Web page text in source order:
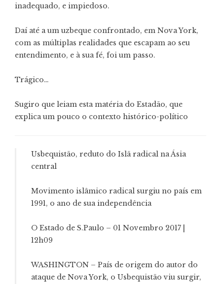
inadequado, e impiedoso.
Daí até a um uzbeque confrontado, em Nova York,
com as múltiplas realidades que escapam ao seu
entendimento, e à sua fé, foi um passo.
Trágico…
Sugiro que leiam esta matéria do Estadão, que
explica um pouco o contexto histórico-político
Usbequistão, reduto do Islã radical na Ásia
central
Movimento islâmico radical surgiu no país em
1991, o ano de sua independência
O Estado de S.Paulo – 01 Novembro 2017 |
12h09
WASHINGTON – País de origem do autor do
ataque de Nova York, o Usbequistão viu surgir,